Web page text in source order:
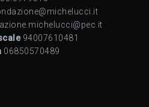
94007610481
06850570489